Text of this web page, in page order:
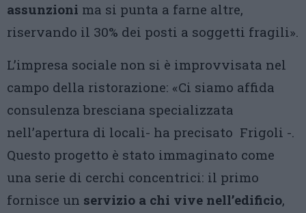
assunzioni ma si punta a farne altre,
riservando il 30% dei posti a soggetti fragili».
L’impresa sociale non si è improvvisata nel
campo della ristorazione: «Ci siamo affida
consulenza bresciana specializzata
nell’apertura di locali- ha precisato Frigoli -.
Questo progetto è stato immaginato come
una serie di cerchi concentrici: il primo
fornisce un servizio a chi vive nell’edificio,